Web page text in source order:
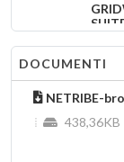
DOCUMENTI
NETRIBE-
438,36KB